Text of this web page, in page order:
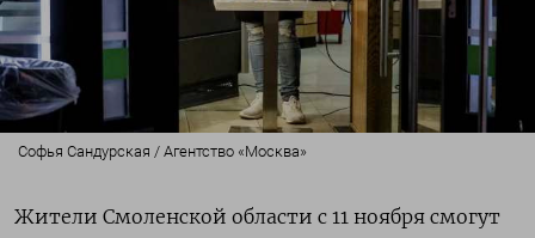
Софья Сандурская / Агентство «Москва»
Жители Смоленской области с 11 ноября смогут